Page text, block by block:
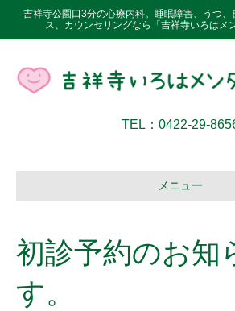
吉祥寺公園口3分の心療内科。睡眠障害、うつ
ス、カウンセリングなら「吉祥寺いろはメ
TEL：0422-29-
メニュー
初診予約のお知
す。